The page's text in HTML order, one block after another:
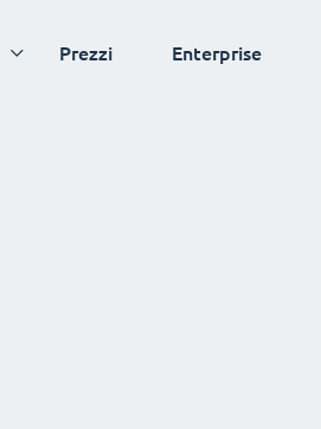
Prezzi Enterprise